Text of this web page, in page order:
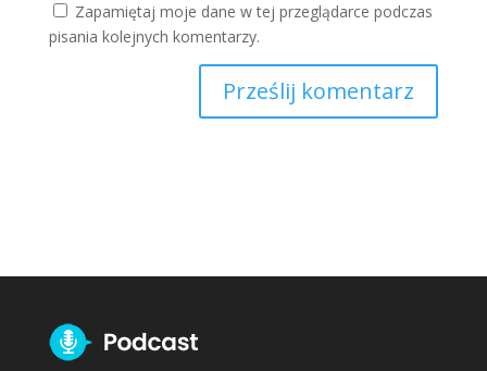
Zapamiętaj moje dane w tej przeglądarce podczas
pisania kolejnych komentarzy.